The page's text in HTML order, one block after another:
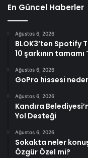
En Güncel Haberler
Ağustos 6, 2026
BLOK3’ten Spotify
10 şarkının
Ağustos 6, 2026
GoPro hissesi
Ağustos 6, 2026
Kandıra
Yol Desteği
Ağustos 6, 2026
Sokakta neler
Özgür Özel mi?